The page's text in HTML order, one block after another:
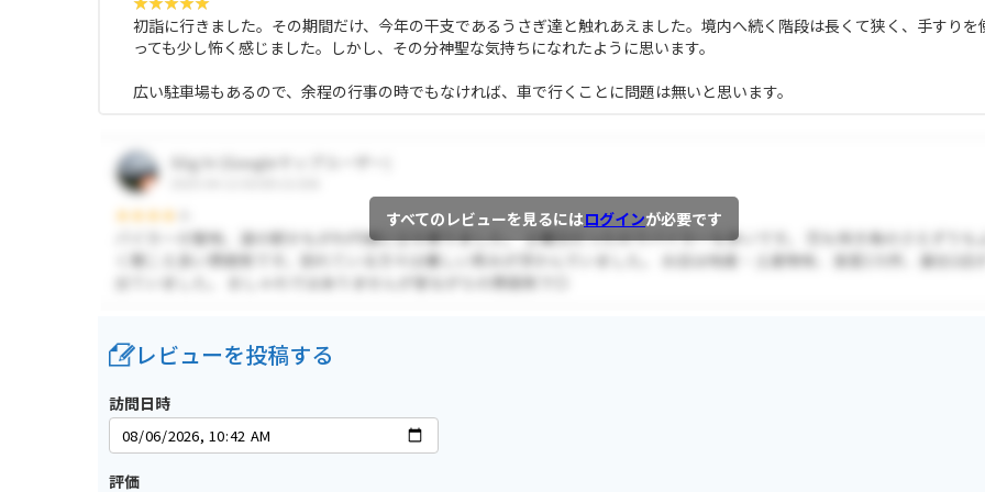
初詣に行きました。その期間だけ、今年の干支であるうさぎ達と触れあえました。境内へ続く階段は長くて狭く、手すりを
っても少し怖く感じました。しかし、その分神聖な気持ちになれたように思います。
広い駐車場もあるので、余程の行事の時でもなければ、車で行くことに問題は無いと思います。
すべてのレビューを見るにはログインが必要です
レビューを投稿する
訪問日時
評価